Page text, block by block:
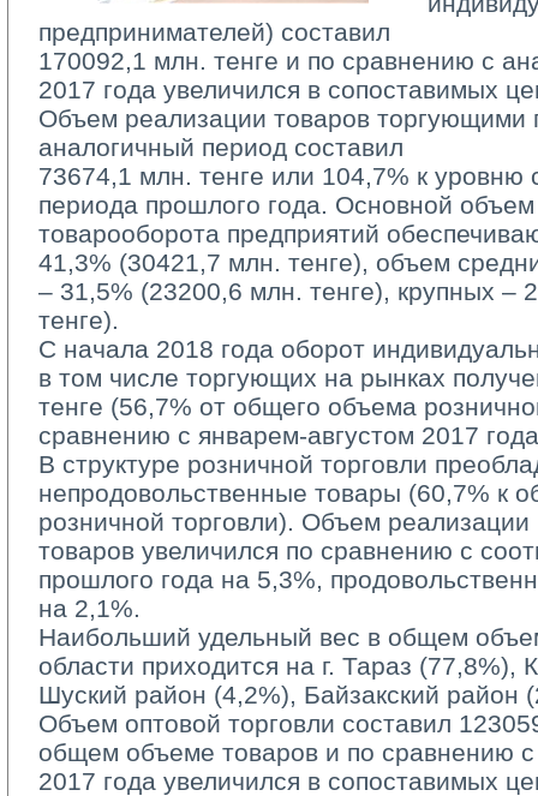
предпринимателей) составил
170092,1 млн. тенге и по сравнению с
2017 года увеличился в сопоставимых
Объем реализации товаров торгующими
аналогичный период составил
73674,1 млн. тенге или 104,7% к уровню
периода прошлого года. Основной объем
товарооборота предприятий
41,3% (30421,7 млн. тенге), объем
– 31,5% (23200,6 млн. тенге), крупных –
тенге).
С начала 2018 года оборот
в том числе торгующих на рынках
тенге (56,7% от общего объема
сравнению с январем-августом 2017
В структуре розничной торговли
непродовольственные товары (60,7% к
розничной торговли). Объем
товаров увеличился по сравнению с
прошлого года на 5,3%,
на 2,1%.
Наибольший удельный вес в общем
области приходится на г. Тараз (77,8%),
Шуский район (4,2%), Байзакский район
Объем оптовой торговли составил
общем объеме товаров и по сравнению
2017 года увеличился в сопоставимых